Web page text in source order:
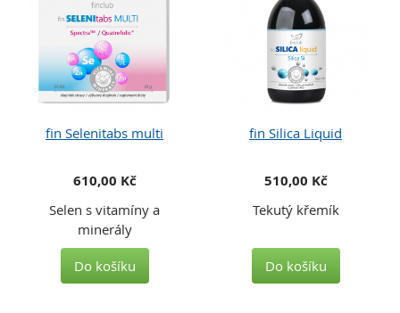
fin Selenitabs multi
610,00 Kč
Selen s vitamíny a
minerály
Do košíku
fin Silica Liquid
510,00 Kč
Tekutý křemík
Do košíku